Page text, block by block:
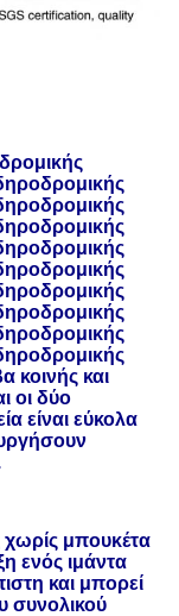
κοινής και
οι δύο
είναι εύκολα
χωρίς μπουκέτα
ενός ιμάντα
και μπορεί
συνολικού